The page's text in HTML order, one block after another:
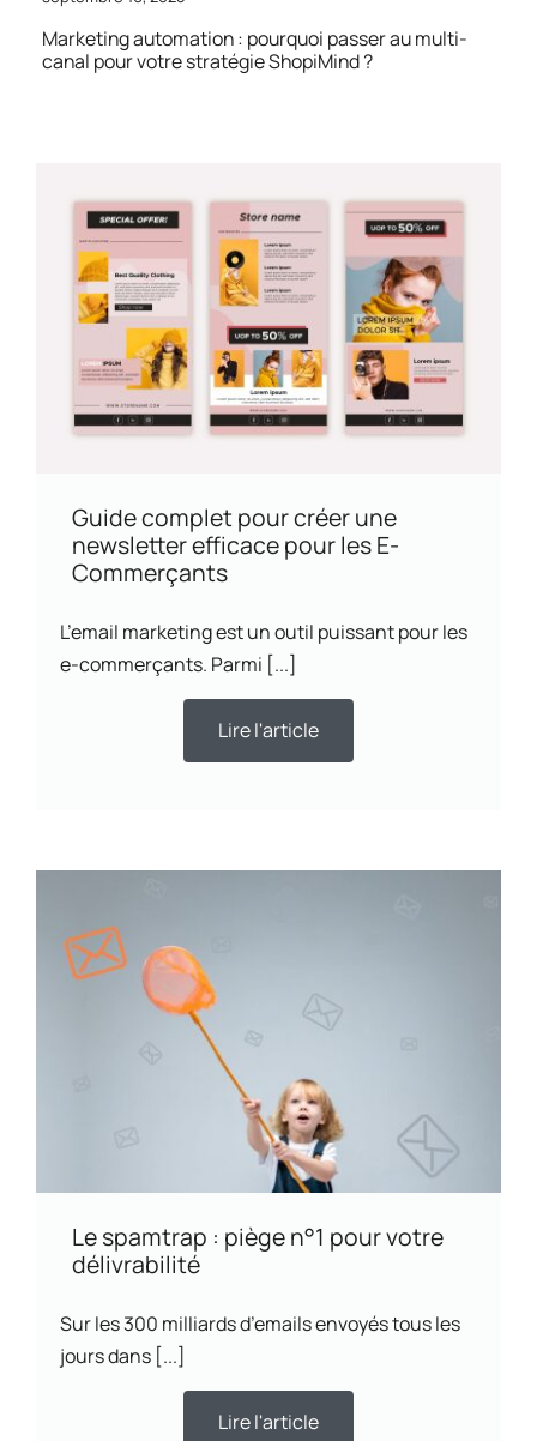
Marketing automation : pourquoi passer au multi-
canal pour votre stratégie ShopiMind ?
Guide complet pour créer une
newsletter efficace pour les E-
Commerçants
L’email marketing est un outil puissant pour les
e-commerçants. Parmi [...]
Lire l'article
Le spamtrap : piège n°1 pour votre
délivrabilité
Sur les 300 milliards d’emails envoyés tous les
jours dans [...]
Lire l'article